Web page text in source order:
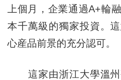
上個月，企業通過A+輪
本千萬級的獨家投資。
心産品前景的充分認可。
這家由浙江大學溫州